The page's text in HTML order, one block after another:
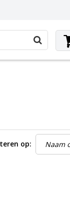
op: